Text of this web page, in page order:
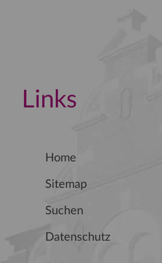
Links
Home
Sitemap
Suchen
Datenschutz